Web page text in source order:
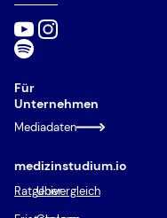
medizinstudium.io
Ratgeber
Univergleich
Für
Unternehmen
Mediadaten